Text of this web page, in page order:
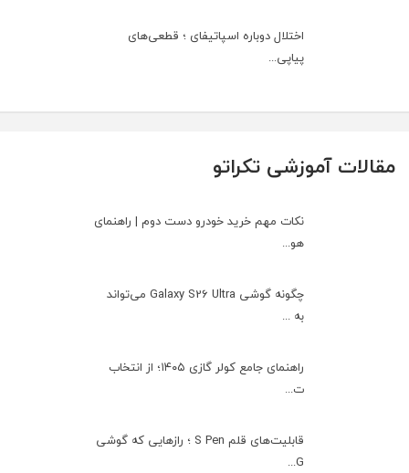
اختلال دوباره اسپاتیفای ؛ قطعی‌های
پیاپی...
مقالات آموزشی تکراتو
نکات مهم خرید خودرو دست دوم | راهنمای
هو...
چگونه گوشی Galaxy S26 Ultra می‌تواند
به ...
راهنمای جامع کولر گازی ۱۴۰۵؛ از انتخاب
ت...
قابلیت‌های قلم S Pen ؛ رازهایی که گوشی
G...